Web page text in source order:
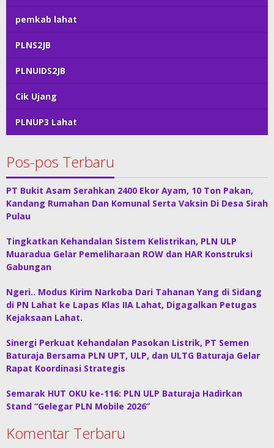
pemkab lahat
PLNS2JB
PLNUIDS2JB
Cik Ujang
PLNUP3 Lahat
Pos-pos Terbaru
PT Bukit Asam Serahkan 2400 Ekor Ayam, 10 Ton Pakan,
Kandang Rumahan Dan Komunal Serta Vaksin Di Desa Sirah
Pulau
Tingkatkan Kehandalan Sistem Kelistrikan, PLN ULP
Muaradua Gelar Pemeliharaan ROW dan HAR Konstruksi
Gabungan
Ngeri.. Modus Kirim Narkoba Dari Tahanan Yang di Sidang
di PN Lahat ke Lapas Klas IIA Lahat, Digagalkan Petugas
Kejaksaan Lahat.
Sinergi Perkuat Kehandalan Pasokan Listrik, PT Semen
Baturaja Bersama PLN UPT, ULP, dan ULTG Baturaja Gelar
Rapat Koordinasi Strategis
Semarak HUT OKU ke-116: PLN ULP Baturaja Hadirkan
Stand “Gelegar PLN Mobile 2026”
Komentar Terbaru